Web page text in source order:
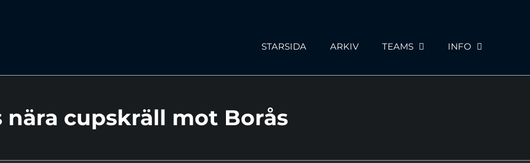
STARSIDA ARKIV TEAMS INFO
nära cupskräll mot Borås